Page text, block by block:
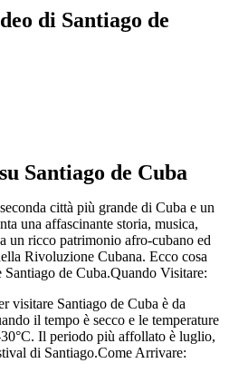
di Santiago de
Santiago de Cuba
città più grande di Cuba e un
una affascinante storia, musica,
un ricco patrimonio afro-cubano ed
Rivoluzione Cubana. Ecco cosa
Santiago de Cuba.Quando Visitare:
visitare Santiago de Cuba è da
il tempo è secco e le temperature
Il periodo più affollato è luglio,
di Santiago.Come Arrivare: